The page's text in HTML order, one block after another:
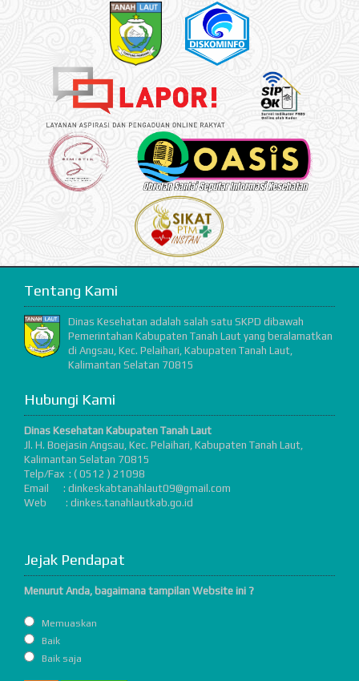
Tentang Kami
Dinas Kesehatan adalah salah satu SKPD dibawah
Pemerintahan Kabupaten Tanah Laut yang beralamatkan
di Angsau, Kec. Pelaihari, Kabupaten Tanah Laut,
Kalimantan Selatan 70815
Hubungi Kami
Dinas Kesehatan Kabupaten Tanah Laut
Jl. H. Boejasin Angsau, Kec. Pelaihari, Kabupaten Tanah Laut,
Kalimantan Selatan 70815
Telp/Fax : ( 0512 ) 21098
Email : dinkeskabtanahlaut09@gmail.com
Web : dinkes.tanahlautkab.go.id
Jejak Pendapat
Menurut Anda, bagaimana tampilan Website ini ?
Memuaskan
Baik
Baik saja